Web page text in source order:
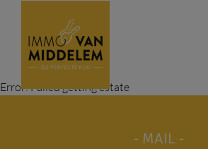
Error: Failed getting estate
- MAIL -